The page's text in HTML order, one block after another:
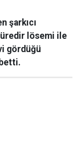
şarkıcı
lösemi ile
gördüğü